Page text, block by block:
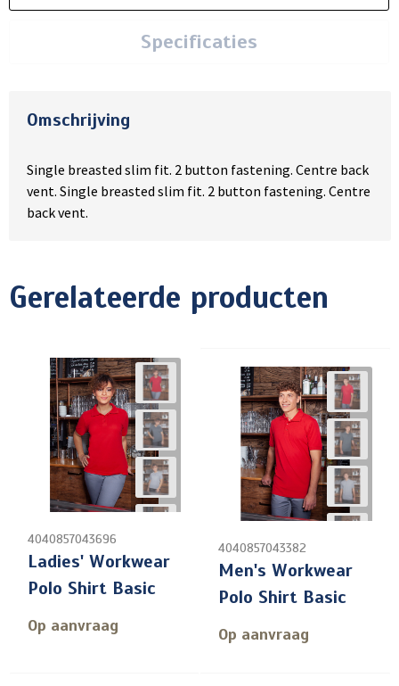
Specificaties
Omschrijving
Single breasted slim fit. 2 button fastening. Centre back
vent. Single breasted slim fit. 2 button fastening. Centre
back vent.
Gerelateerde producten
4040857043696
Ladies' Workwear
Polo Shirt Basic
Op aanvraag
4040857043382
Men's Workwear
Polo Shirt Basic
Op aanvraag